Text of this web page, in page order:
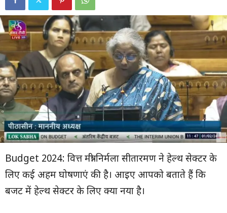
Budget 2024: वित्त मंत्री निर्मला सीतारमण ने हेल्थ सेक्टर के
लिए कई अहम घोषणाएं की है। आइए आपको बताते हैं कि
बजट में हेल्थ सेक्टर के लिए क्या नया है।